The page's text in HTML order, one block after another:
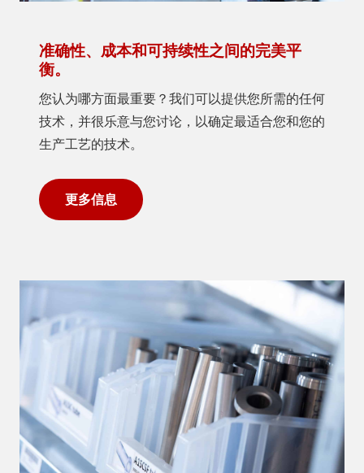
准确性、成本和可持续性之间的完美平
衡。
您认为哪方面最重要？我们可以提供您所需的任何
技术，并很乐意与您讨论，以确定最适合您和您的
生产工艺的技术。
更多信息